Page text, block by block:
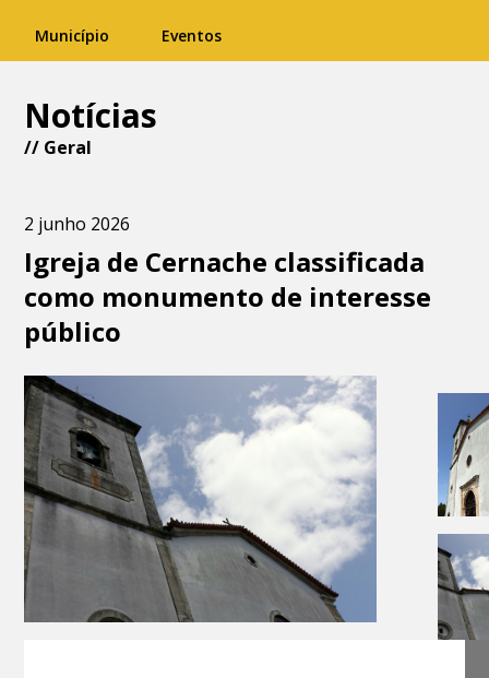
Município Eventos
Notícias
// Geral
2 junho 2026
Igreja de Cernache classificada
como monumento de interesse
público